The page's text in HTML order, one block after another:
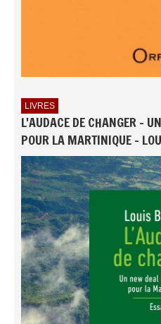
LIVRES
L'AUDACE DE CHANGER -
POUR LA MARTINIQUE -